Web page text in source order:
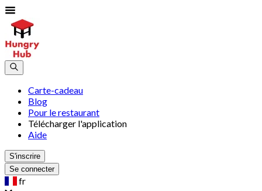
Carte-cadeau
Blog
Pour le restaurant
Télécharger l'application
Aide
S'inscrire
Se connecter
fr